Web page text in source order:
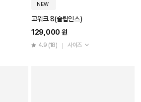
NEW
고워크 8(슬립인스)
129,000 원
4.9 (18) 사이즈